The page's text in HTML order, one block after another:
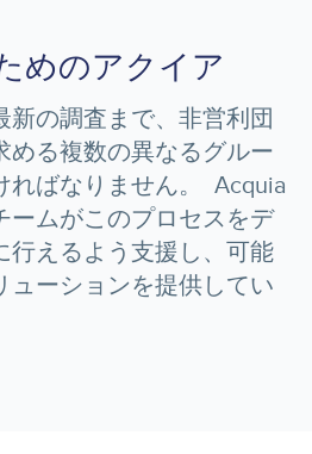
めのアクイア
新の調査まで、非営利団
める複数の異なるグルー
ればなりません。 Acquia
ームがこのプロセスをデ
行えるよう支援し、可能
ューションを提供してい